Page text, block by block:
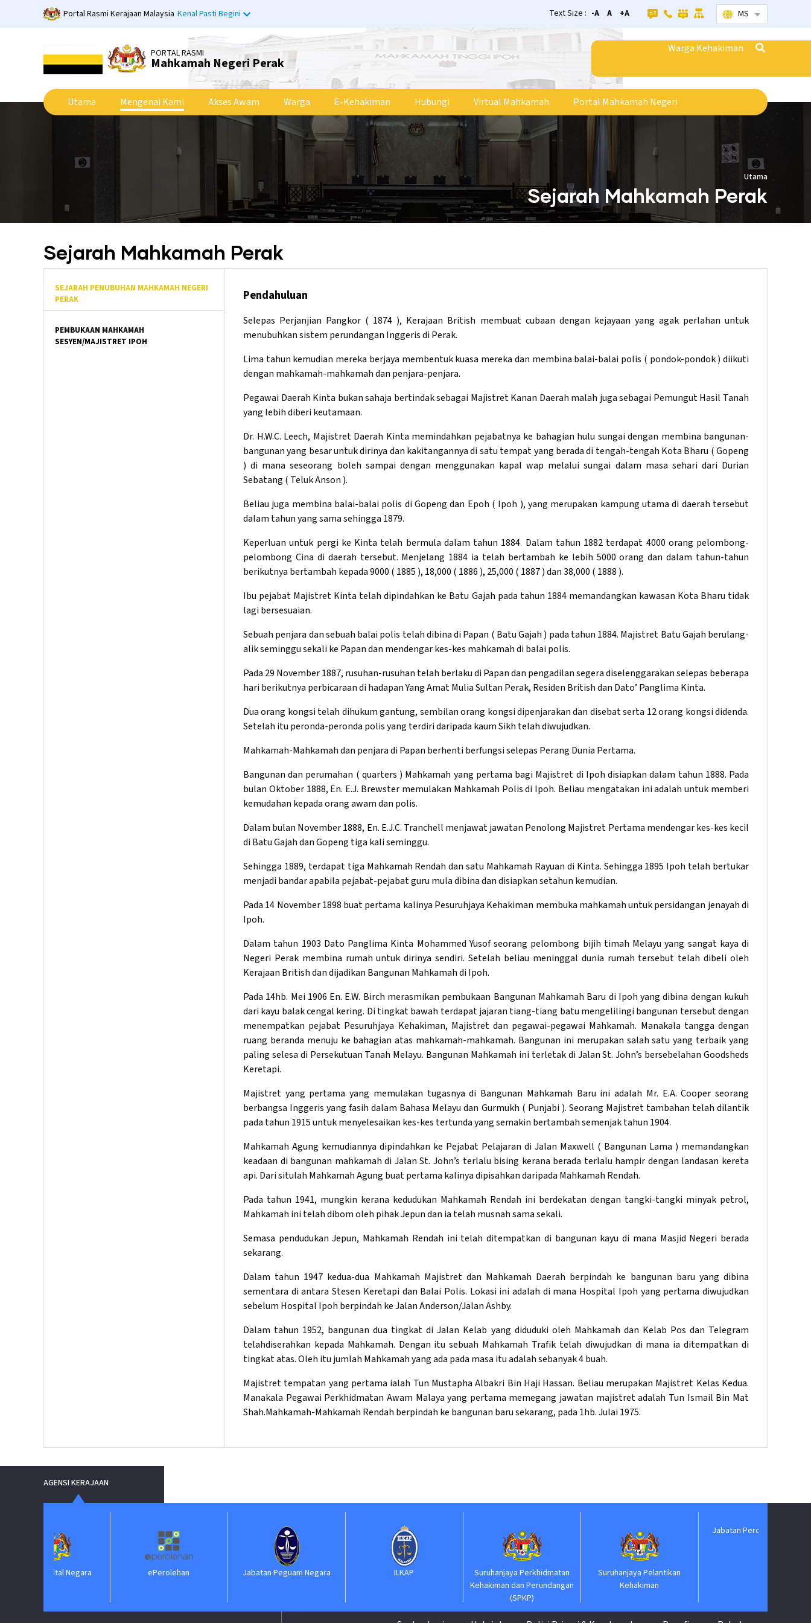
Portal Rasmi Kerajaan Malaysia Kenal Pasti Begini Text Size : -A A +A MS Senarai
PORTAL RASMI
Mahkamah Negeri Perak
Warga Kehakiman
Utama Mengenai Kami Akses Awam Warga E-Kehakiman Hubungi Virtual Mahkamah Portal Mahkamah Negeri
Sejarah Mahkamah Perak
Utama
Sejarah Mahkamah Perak
SEJARAH PENUBUHAN MAHKAMAH NEGERI
PERAK
PEMBUKAAN MAHKAMAH
SESYEN/MAJISTRET IPOH
Pendahuluan
Selepas Perjanjian Pangkor ( 1874 ), Kerajaan British membuat cubaan dengan kejayaan yang agak perlahan untuk
menubuhkan sistem perundangan Inggeris di Perak.
Lima tahun kemudian mereka berjaya membentuk kuasa mereka dan membina balai-balai polis ( pondok-pondok ) diikuti
dengan mahkamah-mahkamah dan penjara-penjara.
Pegawai Daerah Kinta bukan sahaja bertindak sebagai Majistret Kanan Daerah malah juga sebagai Pemungut Hasil Tanah
yang lebih diberi keutamaan.
Dr. H.W.C. Leech, Majistret Daerah Kinta memindahkan pejabatnya ke bahagian hulu sungai dengan membina bangunan-
bangunan yang besar untuk dirinya dan kakitangannya di satu tempat yang berada di tengah-tengah Kota Bharu ( Gopeng
) di mana seseorang boleh sampai dengan menggunakan kapal wap melalui sungai dalam masa sehari dari Durian
Sebatang ( Teluk Anson ).
Beliau juga membina balai-balai polis di Gopeng dan Epoh ( Ipoh ), yang merupakan kampung utama di daerah tersebut
dalam tahun yang sama sehingga 1879.
Keperluan untuk pergi ke Kinta telah bermula dalam tahun 1884. Dalam tahun 1882 terdapat 4000 orang pelombong-
pelombong Cina di daerah tersebut. Menjelang 1884 ia telah bertambah ke lebih 5000 orang dan dalam tahun-tahun
berikutnya bertambah kepada 9000 ( 1885 ), 18,000 ( 1886 ), 25,000 ( 1887 ) dan 38,000 ( 1888 ).
Ibu pejabat Majistret Kinta telah dipindahkan ke Batu Gajah pada tahun 1884 memandangkan kawasan Kota Bharu tidak
lagi bersesuaian.
Sebuah penjara dan sebuah balai polis telah dibina di Papan ( Batu Gajah ) pada tahun 1884. Majistret Batu Gajah berulang-
alik seminggu sekali ke Papan dan mendengar kes-kes mahkamah di balai polis.
Pada 29 November 1887, rusuhan-rusuhan telah berlaku di Papan dan pengadilan segera diselenggarakan selepas beberapa
hari berikutnya perbicaraan di hadapan Yang Amat Mulia Sultan Perak, Residen British dan Dato’ Panglima Kinta.
Dua orang kongsi telah dihukum gantung, sembilan orang kongsi dipenjarakan dan disebat serta 12 orang kongsi didenda.
Setelah itu peronda-peronda polis yang terdiri daripada kaum Sikh telah diwujudkan.
Mahkamah-Mahkamah dan penjara di Papan berhenti berfungsi selepas Perang Dunia Pertama.
Bangunan dan perumahan ( quarters ) Mahkamah yang pertama bagi Majistret di Ipoh disiapkan dalam tahun 1888. Pada
bulan Oktober 1888, En. E.J. Brewster memulakan Mahkamah Polis di Ipoh. Beliau mengatakan ini adalah untuk memberi
kemudahan kepada orang awam dan polis.
Dalam bulan November 1888, En. E.J.C. Tranchell menjawat jawatan Penolong Majistret Pertama mendengar kes-kes kecil
di Batu Gajah dan Gopeng tiga kali seminggu.
Sehingga 1889, terdapat tiga Mahkamah Rendah dan satu Mahkamah Rayuan di Kinta. Sehingga 1895 Ipoh telah bertukar
menjadi bandar apabila pejabat-pejabat guru mula dibina dan disiapkan setahun kemudian.
Pada 14 November 1898 buat pertama kalinya Pesuruhjaya Kehakiman membuka mahkamah untuk persidangan jenayah di
Ipoh.
Dalam tahun 1903 Dato Panglima Kinta Mohammed Yusof seorang pelombong bijih timah Melayu yang sangat kaya di
Negeri Perak membina rumah untuk dirinya sendiri. Setelah beliau meninggal dunia rumah tersebut telah dibeli oleh
Kerajaan British dan dijadikan Bangunan Mahkamah di Ipoh.
Pada 14hb. Mei 1906 En. E.W. Birch merasmikan pembukaan Bangunan Mahkamah Baru di Ipoh yang dibina dengan kukuh
dari kayu balak cengal kering. Di tingkat bawah terdapat jajaran tiang-tiang batu mengelilingi bangunan tersebut dengan
menempatkan pejabat Pesuruhjaya Kehakiman, Majistret dan pegawai-pegawai Mahkamah. Manakala tangga dengan
ruang beranda menuju ke bahagian atas mahkamah-mahkamah. Bangunan ini merupakan salah satu yang terbaik yang
paling selesa di Persekutuan Tanah Melayu. Bangunan Mahkamah ini terletak di Jalan St. John’s bersebelahan Goodsheds
Keretapi.
Majistret yang pertama yang memulakan tugasnya di Bangunan Mahkamah Baru ini adalah Mr. E.A. Cooper seorang
berbangsa Inggeris yang fasih dalam Bahasa Melayu dan Gurmukh ( Punjabi ). Seorang Majistret tambahan telah dilantik
pada tahun 1915 untuk menyelesaikan kes-kes tertunda yang semakin bertambah semenjak tahun 1904.
Mahkamah Agung kemudiannya dipindahkan ke Pejabat Pelajaran di Jalan Maxwell ( Bangunan Lama ) memandangkan
keadaan di bangunan mahkamah di Jalan St. John’s terlalu bising kerana berada terlalu hampir dengan landasan kereta
api. Dari situlah Mahkamah Agung buat pertama kalinya dipisahkan daripada Mahkamah Rendah.
Pada tahun 1941, mungkin kerana kedudukan Mahkamah Rendah ini berdekatan dengan tangki-tangki minyak petrol,
Mahkamah ini telah dibom oleh pihak Jepun dan ia telah musnah sama sekali.
Semasa pendudukan Jepun, Mahkamah Rendah ini telah ditempatkan di bangunan kayu di mana Masjid Negeri berada
sekarang.
Dalam tahun 1947 kedua-dua Mahkamah Majistret dan Mahkamah Daerah berpindah ke bangunan baru yang dibina
sementara di antara Stesen Keretapi dan Balai Polis. Lokasi ini adalah di mana Hospital Ipoh yang pertama diwujudkan
sebelum Hospital Ipoh berpindah ke Jalan Anderson/Jalan Ashby.
Dalam tahun 1952, bangunan dua tingkat di Jalan Kelab yang diduduki oleh Mahkamah dan Kelab Pos dan Telegram
telahdiserahkan kepada Mahkamah. Dengan itu sebuah Mahkamah Trafik telah diwujudkan di mana ia ditempatkan di
tingkat atas. Oleh itu jumlah Mahkamah yang ada pada masa itu adalah sebanyak 4 buah.
Majistret tempatan yang pertama ialah Tun Mustapha Albakri Bin Haji Hassan. Beliau merupakan Majistret Kelas Kedua.
Manakala Pegawai Perkhidmatan Awam Malaya yang pertama memegang jawatan majistret adalah Tun Ismail Bin Mat
Shah.Mahkamah-Mahkamah Rendah berpindah ke bangunan baru sekarang, pada 1hb. Julai 1975.
AGENSI KERAJAAN
Jabatan Peguam Negara
Suruhanjaya Perkhidmatan
Kehakiman dan Perundangan
Suruhanjaya Pelantikan
Jabatan Perdana Menteri